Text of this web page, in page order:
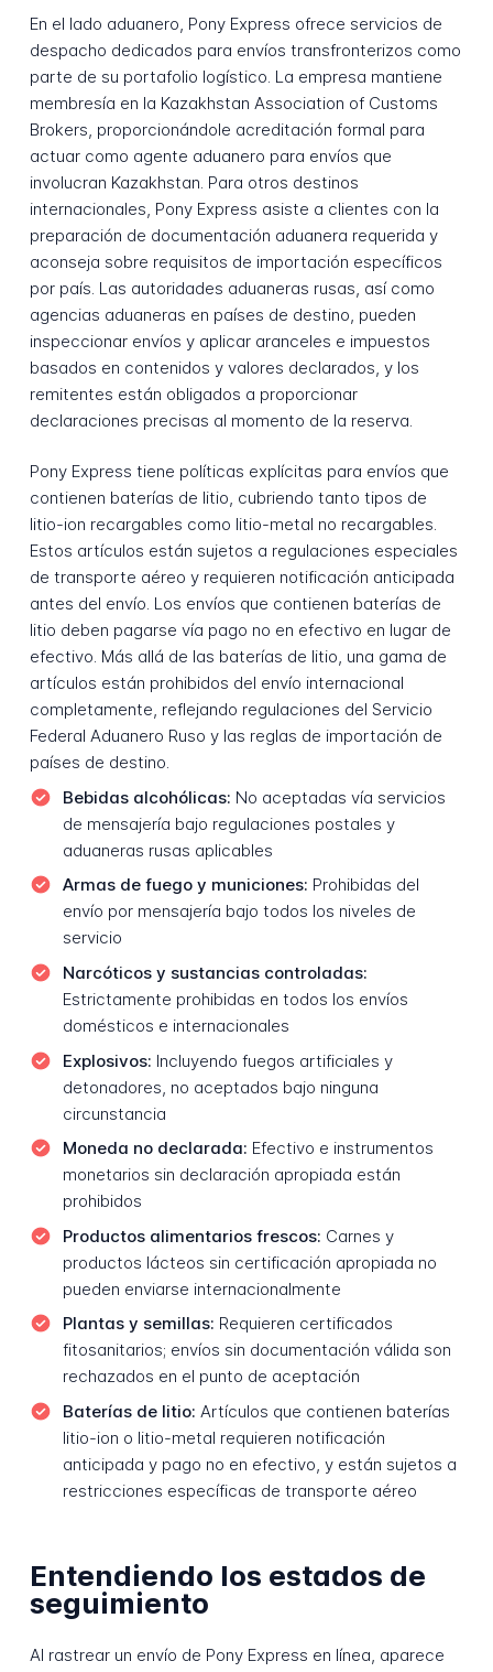
En el lado aduanero, Pony Express ofrece servicios de
despacho dedicados para envíos transfronterizos como
parte de su portafolio logístico. La empresa mantiene
membresía en la Kazakhstan Association of Customs
Brokers, proporcionándole acreditación formal para
actuar como agente aduanero para envíos que
involucran Kazakhstan. Para otros destinos
internacionales, Pony Express asiste a clientes con la
preparación de documentación aduanera requerida y
aconseja sobre requisitos de importación específicos
por país. Las autoridades aduaneras rusas, así como
agencias aduaneras en países de destino, pueden
inspeccionar envíos y aplicar aranceles e impuestos
basados en contenidos y valores declarados, y los
remitentes están obligados a proporcionar
declaraciones precisas al momento de la reserva.
Pony Express tiene políticas explícitas para envíos que
contienen baterías de litio, cubriendo tanto tipos de
litio-ion recargables como litio-metal no recargables.
Estos artículos están sujetos a regulaciones especiales
de transporte aéreo y requieren notificación anticipada
antes del envío. Los envíos que contienen baterías de
litio deben pagarse vía pago no en efectivo en lugar de
efectivo. Más allá de las baterías de litio, una gama de
artículos están prohibidos del envío internacional
completamente, reflejando regulaciones del Servicio
Federal Aduanero Ruso y las reglas de importación de
países de destino.
Bebidas alcohólicas: No aceptadas vía servicios
de mensajería bajo regulaciones postales y
aduaneras rusas aplicables
Armas de fuego y municiones: Prohibidas del
envío por mensajería bajo todos los niveles de
servicio
Narcóticos y sustancias controladas:
Estrictamente prohibidas en todos los envíos
domésticos e internacionales
Explosivos: Incluyendo fuegos artificiales y
detonadores, no aceptados bajo ninguna
circunstancia
Moneda no declarada: Efectivo e instrumentos
monetarios sin declaración apropiada están
prohibidos
Productos alimentarios frescos: Carnes y
productos lácteos sin certificación apropiada no
pueden enviarse internacionalmente
Plantas y semillas: Requieren certificados
fitosanitarios; envíos sin documentación válida son
rechazados en el punto de aceptación
Baterías de litio: Artículos que contienen baterías
litio-ion o litio-metal requieren notificación
anticipada y pago no en efectivo, y están sujetos a
restricciones específicas de transporte aéreo
Entendiendo los estados de
seguimiento
Al rastrear un envío de Pony Express en línea, aparece